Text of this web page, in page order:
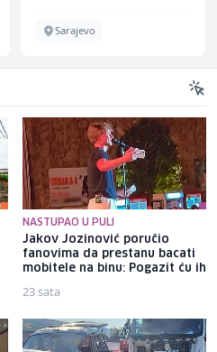
Sarajevo
NASTUPAO U PULI
Jakov Jozinović poručio
fanovima da prestanu bacati
mobitele na binu: Pogazit ću ih
23 sata